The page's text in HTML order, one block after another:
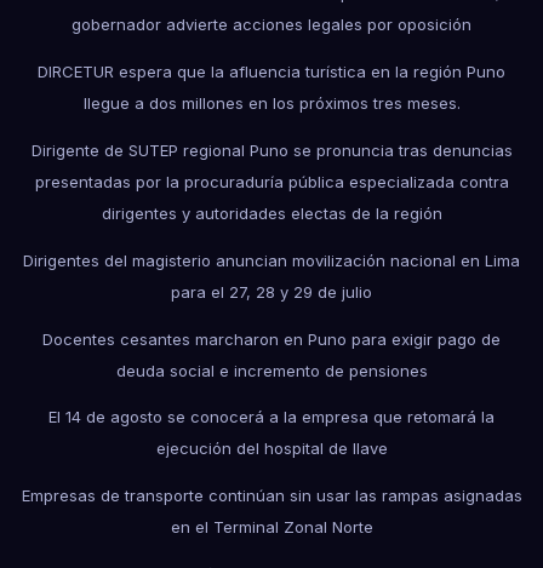
gobernador advierte acciones legales por oposición
DIRCETUR espera que la afluencia turística en la región Puno
llegue a dos millones en los próximos tres meses.
Dirigente de SUTEP regional Puno se pronuncia tras denuncias
presentadas por la procuraduría pública especializada contra
dirigentes y autoridades electas de la región
Dirigentes del magisterio anuncian movilización nacional en Lima
para el 27, 28 y 29 de julio
Docentes cesantes marcharon en Puno para exigir pago de
deuda social e incremento de pensiones
El 14 de agosto se conocerá a la empresa que retomará la
ejecución del hospital de Ilave
Empresas de transporte continúan sin usar las rampas asignadas
en el Terminal Zonal Norte